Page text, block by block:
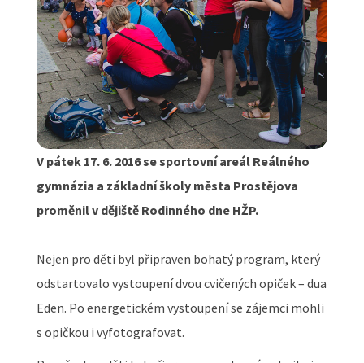
V pátek 17. 6. 2016 se sportovní areál Reálného
gymnázia a základní školy města Prostějova
proměnil v dějiště Rodinného dne HŽP.
Nejen pro děti byl připraven bohatý program, který
odstartovalo vystoupení dvou cvičených opiček – dua
Eden. Po energetickém vystoupení se zájemci mohli
s opičkou i vyfotografovat.